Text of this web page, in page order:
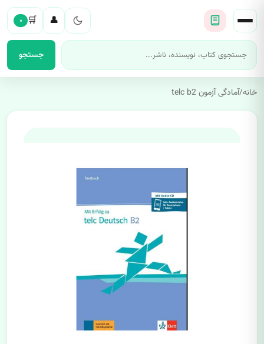
جستجو
👤
🛒 ۰
خانه/آمادگی آزمون telc b2